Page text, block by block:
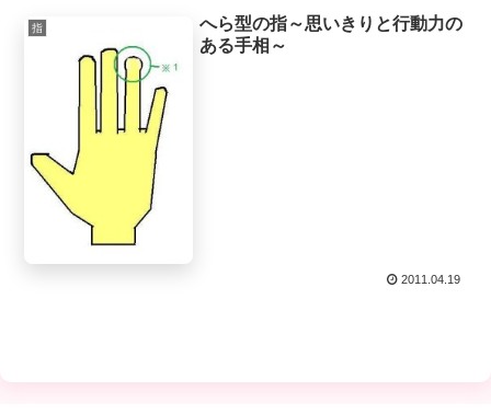
指
へら型の指～思いきりと行動力の
ある手相～
2011.04.19